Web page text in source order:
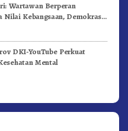
Wartawan Berperan
Nilai Kebangsaan, Demokrasi,
DKI-YouTube Perkuat
Mental